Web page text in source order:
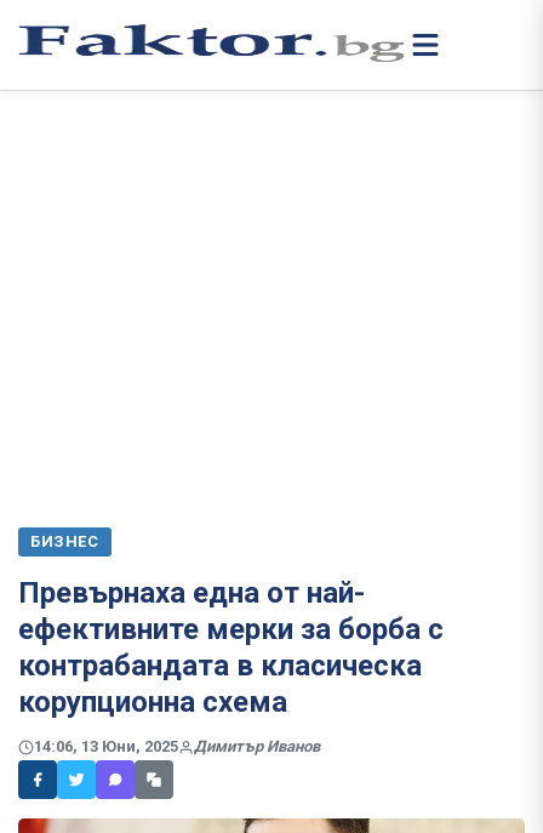
БИЗНЕС
Превърнаха една от най-
ефективните мерки за борба с
контрабандата в класическа
корупционна схема
14:06, 13 Юни, 2025 Димитър Иванов